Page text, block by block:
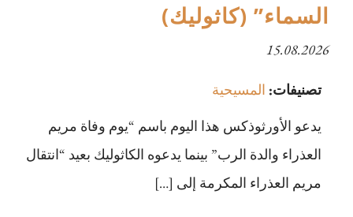
السماء” (كاثوليك)
15.08.2026
تصنيفات: المسيحية
يدعو الأورثوذكس هذا اليوم باسم “يوم وفاة مريم
العذراء والدة الرب” بينما يدعوه الكاثوليك بعيد “انتقال
مريم العذراء المكرمة إلى […]